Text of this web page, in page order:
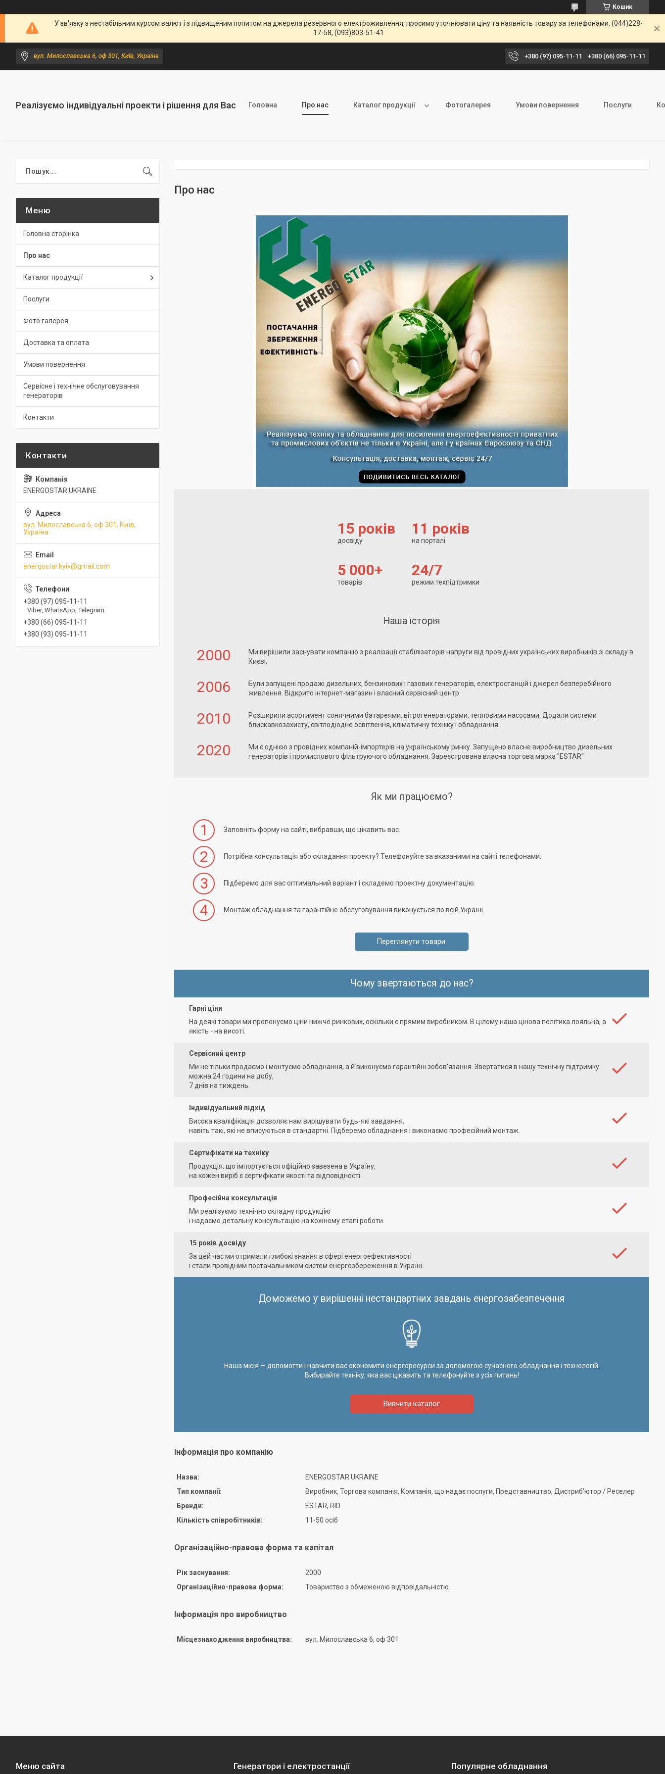
Кошик
У зв'язку з нестабільним курсом валют і з підвищеним попитом на джерела резервного електроживлення, просимо уточнювати ціну та наявність товару за телефонами: (044)228-
17-58, (093)803-51-41
вул. Милославська 6, оф 301, Київ, Україна +380 (97) 095-11-11 +380 (66) 095-11-11
Реалізуємо індивідуальні проекти і рішення для Вас Головна Про нас Каталог продукції Фотогалерея Умови повернення Послуги
Про нас
15 років
досвіду
11 років
на порталі
5 000+
товарів
24/7
режим техпідтримки
Наша історія
2000
Ми вирішили заснувати компанію з реалізації стабілізаторів напруги від провідних українських виробників зі складу в
Києві.
2006
Були запущені продажі дизельних, бензинових і газових генераторів, електростанцій і джерел безперебійного
живлення. Відкрито інтернет-магазин і власний сервісний центр.
2010
Розширили асортимент сонячними батареями, вітрогенераторами, тепловими насосами. Додали системи
блискавкозахисту, світлодіодне освітлення, кліматичну техніку і обладнання.
2020
Ми є однією з провідних компаній-імпортерів на українському ринку. Запущено власне виробництво дизельних
генераторів і промислового фільтруючого обладнання. Зареєстрована власна торгова марка "ESTAR"
Як ми працюємо?
1 Заповніть форму на сайті, вибравши, що цікавить вас.
2 Потрібна консультація або складання проекту? Телефонуйте за вказаними на сайті телефонами.
3 Підберемо для вас оптимальний варіант і складемо проектну документацію.
4 Монтаж обладнання та гарантійне обслуговування виконується по всій Україні.
Переглянути товари
Чому звертаються до нас?
Гарні ціни
На деякі товари ми пропонуємо ціни нижче ринкових, оскільки є прямим виробником. В цілому наша цінова політика лояльна, а
якість - на висоті.
Сервісний центр
Ми не тільки продаємо і монтуємо обладнання, а й виконуємо гарантійні зобов'язання. Звертатися в нашу технічну підтримку
можна 24 години на добу,
7 днів на тиждень.
Індивідуальний підхід
Висока кваліфікація дозволяє нам вирішувати будь-які завдання,
навіть такі, які не вписуються в стандартні. Підберемо обладнання і виконаємо професійний монтаж.
Сертифікати на техніку
Продукція, що імпортується офіційно завезена в Україну,
на кожен виріб є сертифікати якості та відповідності.
Професійна консультація
Ми реалізуємо технічно складну продукцію
і надаємо детальну консультацію на кожному етапі роботи.
15 років досвіду
За цей час ми отримали глибокі знання в сфері енергоефективності
і стали провідним постачальником систем енергозбереження в Україні.
Доможемо у вирішенні нестандартних завдань енергозабезпечення
Наша місія — допомогти і навчити вас економити енергоресурси за допомогою сучасного обладнання і технологій.
Вибирайте техніку, яка вас цікавить та телефонуйте з усіх питань!
Вивчити каталог
Інформація про компанію
Назва:
ENERGOSTAR UKRAINE
Тип компанії:
Виробник, Торгова компанія, Компанія, що надає послуги, Представництво, Дистриб'ютор / Реселер
Бренди:
ESTAR, RID
Кількість співробітників:
11-50 осіб
Організаційно-правова форма та капітал
Рік заснування:
2000
Організаційно-правова форма:
Товариство з обмеженою відповідальністю
Інформація про виробництво
Місцезнаходження виробництва: вул. Милославська 6, оф 301
Головна сторінка
Про нас
Каталог продукції
Послуги
Фото галерея
Доставка та оплата
Умови повернення
Сервісне і технічне обслуговування
генераторів
Контакти
ENERGOSTAR UKRAINE
вул. Милославська 6, оф 301, Київ,
Україна
energostar.kyiv@gmail.com
+380 (97) 095-11-11
Viber, WhatsApp, Telegram
+380 (66) 095-11-11
+380 (93) 095-11-11
Меню сайта Генератори і електростанції Популярне обладнання